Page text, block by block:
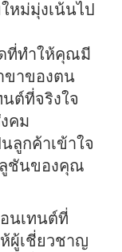
หม่มุ่งเน้นไป
ที่ทำให้คุณมี
ขาของตน
ต์ที่จริงใจ
คม
ลูกค้าเข้าใจ
ลูชันของคุณ
นเทนต์ที่
ผู้เชี่ยวชาญ